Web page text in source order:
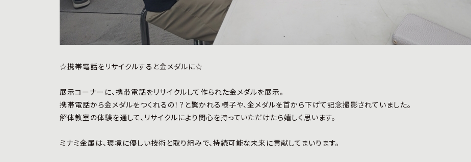
☆携帯電話をリサイクルすると金メダルに☆
展示コーナーに、携帯電話をリサイクルして作られた金メダルを展示。
携帯電話から金メダルをつくれるの！？と驚かれる様子や、金メダルを首から下げて記念撮影されていました。
解体教室の体験を通して、リサイクルにより関心を持っていただけたら嬉しく思います。
ミナミ金属は、環境に優しい技術と取り組みで、持続可能な未来に貢献してまいります。